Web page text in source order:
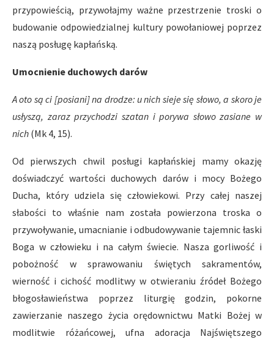
przypowieścią, przywołajmy ważne przestrzenie troski o
budowanie odpowiedzialnej kultury powołaniowej poprzez
naszą posługę kapłańską.
Umocnienie duchowych darów
A oto są ci [posiani] na drodze: u nich sieje się słowo, a skoro je
usłyszą, zaraz przychodzi szatan i porywa słowo zasiane w
nich (Mk 4, 15).
Od pierwszych chwil posługi kapłańskiej mamy okazję
doświadczyć wartości duchowych darów i mocy Bożego
Ducha, który udziela się człowiekowi. Przy całej naszej
słabości to właśnie nam została powierzona troska o
przywoływanie, umacnianie i odbudowywanie tajemnic łaski
Boga w człowieku i na całym świecie. Nasza gorliwość i
pobożność w sprawowaniu świętych sakramentów,
wierność i cichość modlitwy w otwieraniu źródeł Bożego
błogosławieństwa poprzez liturgię godzin, pokorne
zawierzanie naszego życia orędownictwu Matki Bożej w
modlitwie różańcowej, ufna adoracja Najświętszego